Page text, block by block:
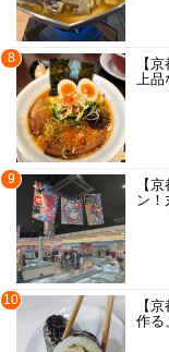
8
【
上
9
【
ン！
10
【
作る